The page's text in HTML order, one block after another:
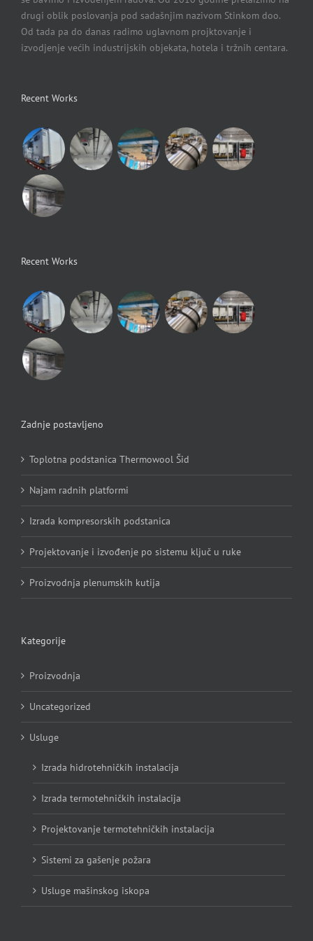
se bavimo i izvođenjem radova. Od 2010 godine prelaizimo na
drugi oblik poslovanja pod sadašnjim nazivom Stinkom doo.
Od tada pa do danas radimo uglavnom projktovanje i
Toplotna podstanica Thermowool Šid
Najam radnih platformi
Izrada kompresorskih podstanica
Projektovanje i izvođenje po sistemu ključ u ruke
Proizvodnja plenumskih kutija
Proizvodnja
Uncategorized
Izrada hidrotehničkih instalacija
Izrada termotehničkih instalacija
Projektovanje termotehničkih instalacija
Sistemi za gašenje požara
Usluge mašinskog iskopa